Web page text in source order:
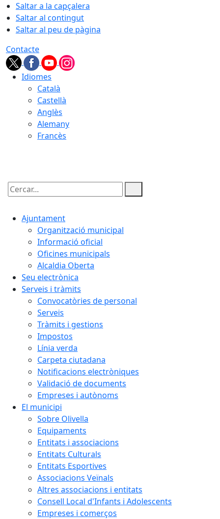
Saltar a la capçalera
Saltar al contingut
Saltar al peu de pàgina
Contacte
Idiomes
Català
Castellà
Anglès
Alemany
Francès
Cercar:
Ajuntament
Organització municipal
Informació oficial
Oficines municipals
Alcaldia Oberta
Seu electrònica
Serveis i tràmits
Convocatòries de personal
Serveis
Tràmits i gestions
Impostos
Línia verda
Carpeta ciutadana
Notificacions electròniques
Validació de documents
Empreses i autònoms
El municipi
Sobre Olivella
Equipaments
Entitats i associacions
Entitats Culturals
Entitats Esportives
Associacions Veïnals
Altres associacions i entitats
Consell Local d'Infants i Adolescents
Empreses i comerços